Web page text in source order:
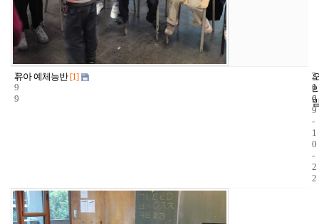
2
9
9
유아 예체능반 [1]
2
1
6
2
0
0
9
-
1
0
-
2
2